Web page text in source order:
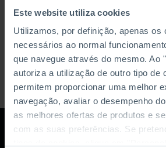
Este website utiliza cookies
Utilizamos, por definição, apenas os
necessários ao normal
que navegue através do mesmo. Ao
autoriza a utilização de outro tipo de
permitem proporcionar uma melhor
navegação, avaliar o desempenho
as melhores ofertas de produtos e
com as suas preferências. Se